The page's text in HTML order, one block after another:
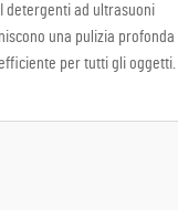
I detergenti ad ultrasuoni
una pulizia profonda
per tutti gli oggetti.